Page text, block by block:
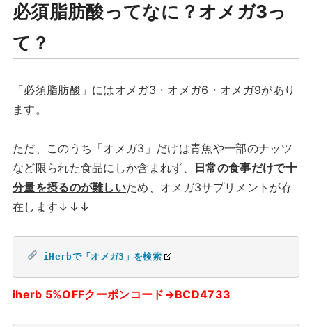
必須脂肪酸ってなに？オメガ3っ
て？
「必須脂肪酸」にはオメガ3・オメガ6・オメガ9があり
ます。
ただ、このうち「オメガ3」だけは青魚や一部のナッツ
など限られた食品にしか含まれず、
日常の食事だけで十
分量を摂るのが難しいため、オメガ3サプリメントが存
在します↓↓↓
iHerbで「オメガ3」を検索
iherb 5%OFFクーポンコード→BCD4733